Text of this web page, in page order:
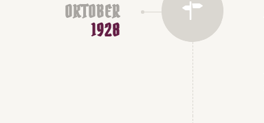
OKTOBER
1928